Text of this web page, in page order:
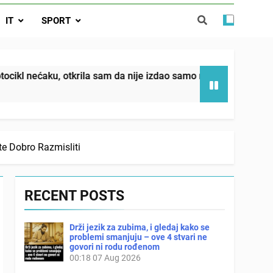
nije izdao samo našu kćer, nego je
sin već sutradan oženio ljubavnicom,
i da iza bolničkog stakla već čekaju
IT SPORT
da nije izdao samo našu kćer, nego je svojim
Dobro Razmisliti
RECENT POSTS
Drži jezik za zubima, i gledaj kako se
problemi smanjuju – ove 4 stvari ne
govori ni rodu rođenom
00:18 07 Aug 2026